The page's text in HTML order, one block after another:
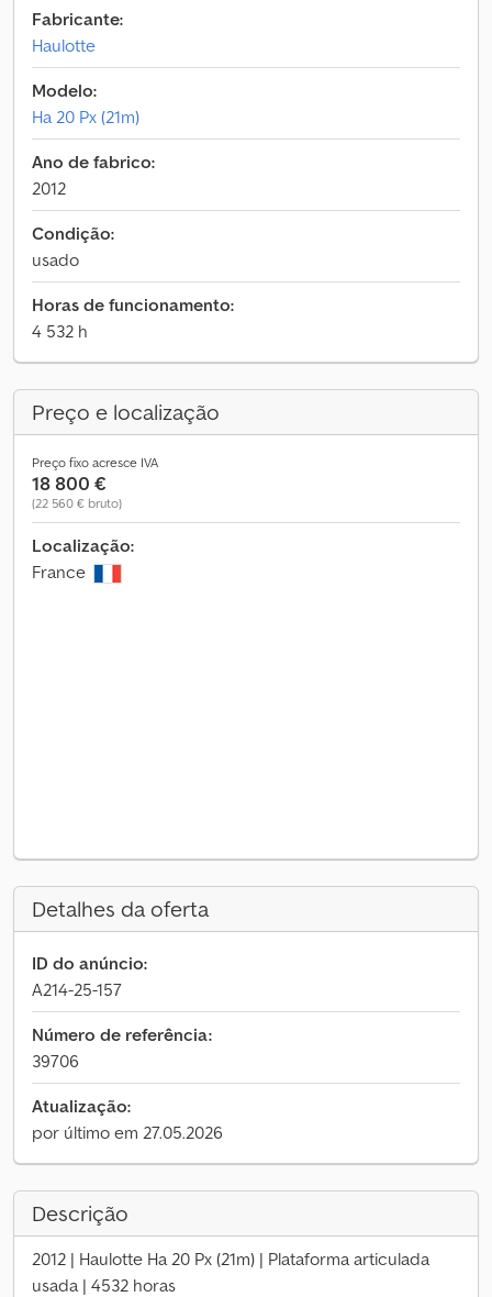
Fabricante:
Haulotte
Modelo:
Ha 20 Px (21m)
Ano de fabrico:
2012
Condição:
usado
Horas de funcionamento:
4 532 h
Preço e localização
Preço fixo acresce IVA
18 800 €
(22 560 € bruto)
Localização:
France
Detalhes da oferta
ID do anúncio:
A214-25-157
Número de referência:
39706
Atualização:
por último em 27.05.2026
Descrição
2012 | Haulotte Ha 20 Px (21m) | Plataforma articulada
usada | 4532 horas